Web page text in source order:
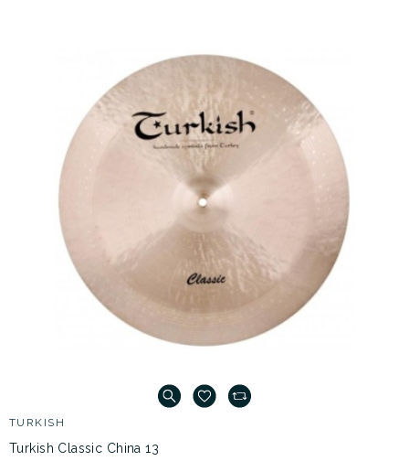
TURKISH
Turkish Classic China 13